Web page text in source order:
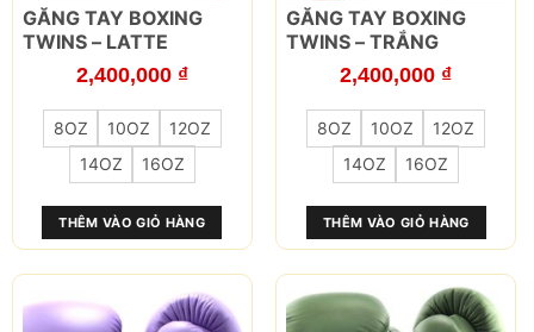
8OZ 10OZ
12OZ
14OZ
16OZ
GĂNG TAY BOXING
TWINS – LATTE
2,400,000 ₫
THÊM VÀO GIỎ HÀNG
Sản
phẩm
có
nhiều
biến
thể.
Các
tùy
chọn
có
thể
chọn
8OZ 10OZ
12OZ
14OZ
16OZ
GĂNG TAY BOXING
TWINS – TRẮNG
2,400,000 ₫
THÊM VÀO GIỎ HÀNG
Sản
phẩm
có
nhiều
biến
thể.
Các
tùy
chọn
có
thể
được
chọn